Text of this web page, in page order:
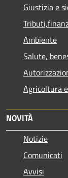
Giustizia e
Ambiente
Salute,
Agricoltura
NOVITÀ
Notizie
Comunicati
Avvisi